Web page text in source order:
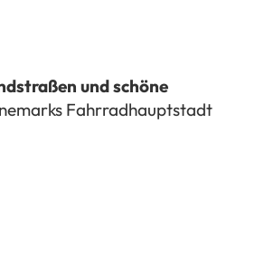
und schöne
Fahrradhauptstadt